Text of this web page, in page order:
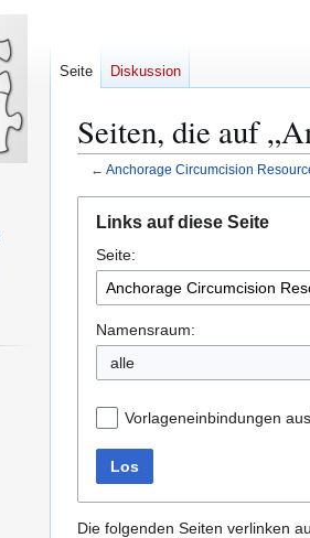
Seiten, die auf
← Anchorage Circumcision
Navigation
springen
Suche
springen
Links auf diese Seite
Seite:
Namensraum:
alle
Vorlageneinbindungen
Los
Die folgenden Seiten verlinken
Seite Diskussion